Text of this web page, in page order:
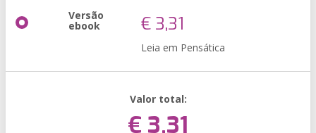
Versão
ebook € 3,31
Leia em Pensática
Valor total:
€ 3,31